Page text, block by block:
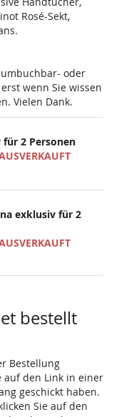
Rosé-Sekt,
oder
wenn Sie wissen
Vielen Dank.
2 Personen
exklusiv für 2
bestellt
Bestellung
auf den Link in einer
geschickt haben.
Sie auf den